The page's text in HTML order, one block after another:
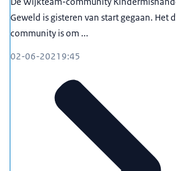
Geweld is gisteren van start gegaan. Het
community is om ...
02-06-2021 9:45